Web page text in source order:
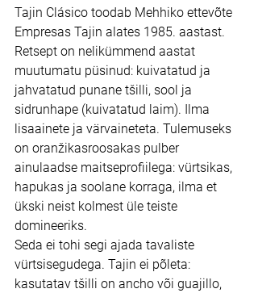
Tajin Clásico toodab Mehhiko ettevõte
Empresas Tajin alates 1985. aastast.
Retsept on nelikümmend aastat
muutumatu püsinud: kuivatatud ja
jahvatatud punane tšilli, sool ja
sidrunhape (kuivatatud laim). Ilma
lisaainete ja värvaineteta. Tulemuseks
on oranžikasroosakas pulber
ainulaadse maitseprofiilega: vürtsikas,
hapukas ja soolane korraga, ilma et
ükski neist kolmest üle teiste
domineeriks.
Seda ei tohi segi ajada tavaliste
vürtsisegudega. Tajin ei põleta:
kasutatav tšilli on ancho või guajillo,